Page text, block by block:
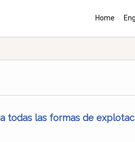
Home
todas las formas de